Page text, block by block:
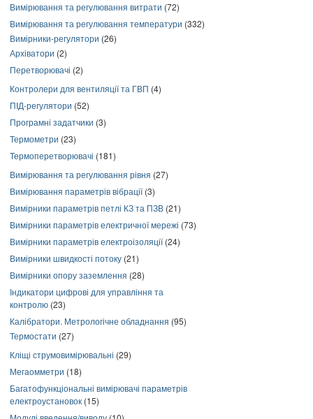
Вимірювання та регулювання витрати (72)
Вимірювання та регулювання температури (332)
Вимірники-регулятори (26)
Архіватори (2)
Перетворювачі (2)
Контролери для вентиляції та ГВП (4)
ПІД-регулятори (52)
Програмні задатчики (3)
Термометри (23)
Термоперетворювачі (181)
Вимірювання та регулювання рівня (27)
Вимірювання параметрів вібрації(3)
Вимірники параметрів петлі КЗ та ПЗВ (21)
Вимірники параметрів електричної мережі (73)
Вимірники параметрів електроізоляції(24)
Вимірники швидкості потоку (21)
Вимірники опору заземлення (28)
Індикатори цифрові для управління та
контролю (23)
Калібратори. Метрологічне обладнання (95)
Термостати (27)
Кліщі струмовимірювальні (29)
Мегаомметри (18)
Багатофункціональні вимірювачі параметрів
електроустановок (15)